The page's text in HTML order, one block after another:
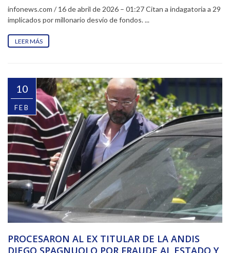
infonews.com / 16 de abril de 2026 – 01:27 Citan a indagatoria a 29
implicados por millonario desvío de fondos. ...
LEER MÁS
10
FEB
PROCESARON AL EX TITULAR DE LA ANDIS
DIEGO SPAGNUOLO POR FRAUDE AL ESTADO Y